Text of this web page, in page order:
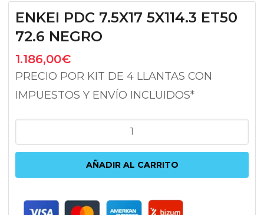
ENKEI PDC 7.5X17 5X114.3 ET50
72.6 NEGRO
1.186,00€
PRECIO POR KIT DE 4 LLANTAS CON
IMPUESTOS Y ENVÍO INCLUIDOS*
PDC
5X114.3
72.6
AÑADIR AL CARRITO